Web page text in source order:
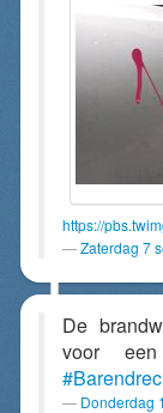
https://
Zaterdag 7
De
voor
Donderdag